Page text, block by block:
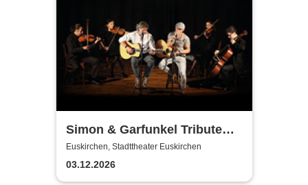
Simon & Garfunkel Tribute
meets Classic - Duo
Graceland
Euskirchen, Stadttheater Euskirchen
03.12.2026